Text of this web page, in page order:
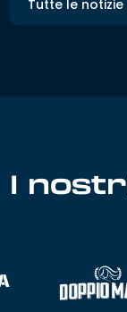
Tutte le notizie
I